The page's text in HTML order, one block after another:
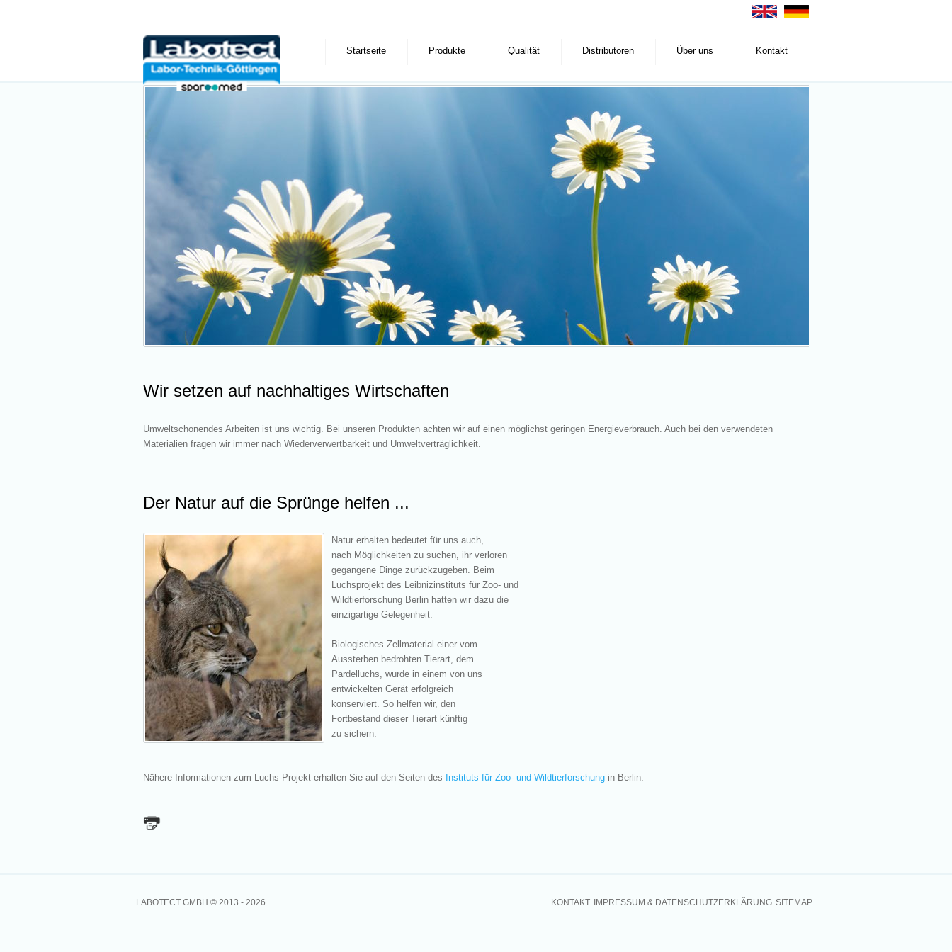
Startseite Produkte Qualität Distributoren Über uns Kontakt
Wir setzen auf nachhaltiges Wirtschaften
Umweltschonendes Arbeiten ist uns wichtig. Bei unseren Produkten achten wir auf einen möglichst geringen Energieverbrauch. Auch bei den verwendeten
Materialien fragen wir immer nach Wiederverwertbarkeit und Umweltverträglichkeit.
Der Natur auf die Sprünge helfen ...
Natur erhalten bedeutet für uns auch,
nach Möglichkeiten zu suchen, ihr verloren
gegangene Dinge zurückzugeben. Beim
Luchsprojekt des Leibnizinstituts für Zoo- und
Wildtierforschung Berlin hatten wir dazu die
einzigartige Gelegenheit.
Biologisches Zellmaterial einer vom
Aussterben bedrohten Tierart, dem
Pardelluchs, wurde in einem von uns
entwickelten Gerät erfolgreich
konserviert. So helfen wir, den
Fortbestand dieser Tierart künftig
zu sichern.
Nähere Informationen zum Luchs-Projekt erhalten Sie auf den Seiten des Instituts für Zoo- und Wildtierforschung in Berlin.
LABOTECT GMBH © 2013 - 2026 KONTAKT IMPRESSUM & DATENSCHUTZERKLÄRUNG SITEMAP